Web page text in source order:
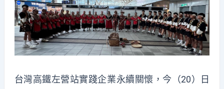
台灣高鐵左營站實踐企業永續關懷，今（20）日